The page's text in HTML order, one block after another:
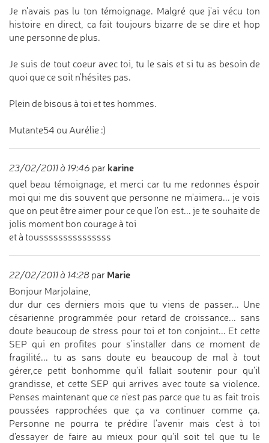
Je n'avais pas lu ton témoignage. Malgré que j'ai vécu ton
histoire en direct, ca fait toujours bizarre de se dire et hop
une personne de plus.
Je suis de tout coeur avec toi, tu le sais et si tu as besoin de
quoi que ce soit n'hésites pas.
Plein de bisous à toi et tes hommes.
Mutante54 ou Aurélie :)
23/02/2011 à 19:46 par karine
quel beau témoignage, et merci car tu me redonnes éspoir
moi qui me dis souvent que personne ne m'aimera... je vois
que on peut être aimer pour ce que l'on est... je te souhaite de
jolis moment bon courage à toi
et à tousssssssssssssss
22/02/2011 à 14:28 par Marie
Bonjour Marjolaine,
dur dur ces derniers mois que tu viens de passer... Une
césarienne programmée pour retard de croissance... sans
doute beaucoup de stress pour toi et ton conjoint... Et cette
SEP qui en profites pour s'installer dans ce moment de
fragilité... tu as sans doute eu beaucoup de mal à tout
gérer,ce petit bonhomme qu'il fallait soutenir pour qu'il
grandisse, et cette SEP qui arrives avec toute sa violence.
Penses maintenant que ce n'est pas parce que tu as fait trois
poussées rapprochées que ça va continuer comme ça.
Personne ne pourra te prédire l'avenir mais c'est à toi
d'essayer de faire au mieux pour qu'il soit tel que tu le